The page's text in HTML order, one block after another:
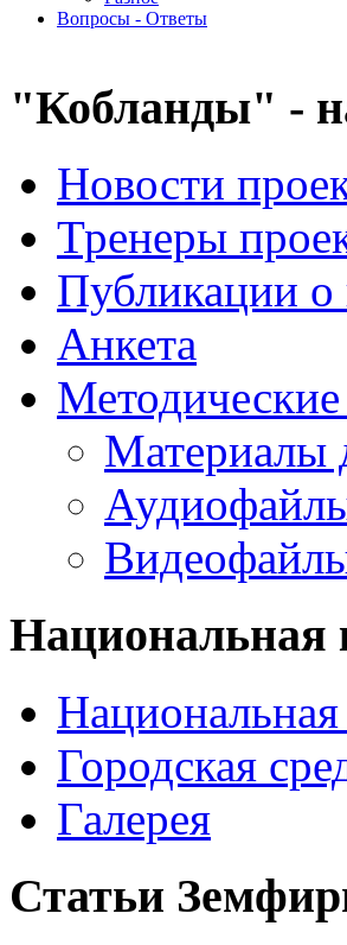
Вопросы - Ответы
"Кобланды" -
Новости
Тренеры
Публикации о
Анкета
Материалы
Национальная
Национальная
Городская
Галерея
Статьи